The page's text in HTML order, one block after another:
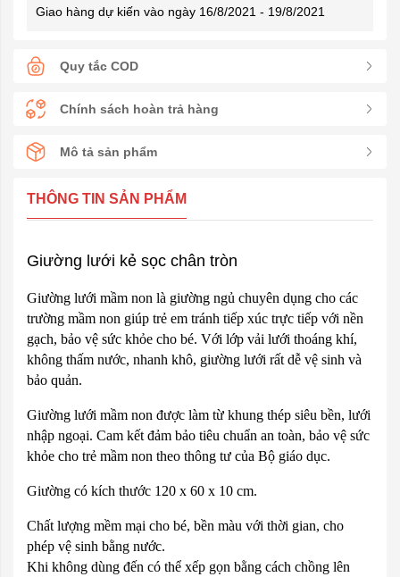
Giao hàng dự kiến vào ngày 16/8/2021 - 19/8/2021
Quy tắc COD
Chính sách hoàn trả hàng
Mô tả sản phẩm
THÔNG TIN SẢN PHẨM
Giường lưới kẻ sọc chân tròn
Giường lưới mầm non là giường ngủ chuyên dụng cho các
trường mầm non giúp trẻ em tránh tiếp xúc trực tiếp với nền
gạch, bảo vệ sức khỏe cho bé. Với lớp vải lưới thoáng khí,
không thấm nước, nhanh khô, giường lưới rất dễ vệ sinh và
bảo quản.
Giường lưới mầm non được làm từ khung thép siêu bền, lưới
nhập ngoại. Cam kết đảm bảo tiêu chuẩn an toàn, bảo vệ sức
khỏe cho trẻ mầm non theo thông tư của Bộ giáo dục.
Giường có kích thước 120 x 60 x 10 cm.
Chất lượng mềm mại cho bé, bền màu với thời gian, cho
phép vệ sinh bằng nước.
Khi không dùng đến có thể xếp gọn bằng cách chồng lên